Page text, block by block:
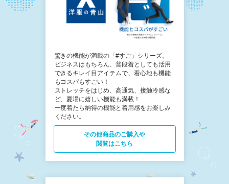
驚きの機能が満載の「#すご」シリーズ。
ビジネスはもちろん、普段着としても活用
できるキレイ目アイテムで、着心地も機能
もコスパもすごい！
ストレッチをはじめ、高通気、接触冷感な
ど、夏場に嬉しい機能も満載！
一度着たら納得の機能と着用感をお楽しみ
ください。
その他商品の​ご購入や
閲覧はこちら